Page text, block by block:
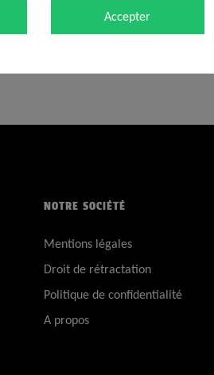
NOTRE SOCIÉTÉ
Mentions légales
Droit de rétractation
Politique de confidentialité
A propos
Accepter